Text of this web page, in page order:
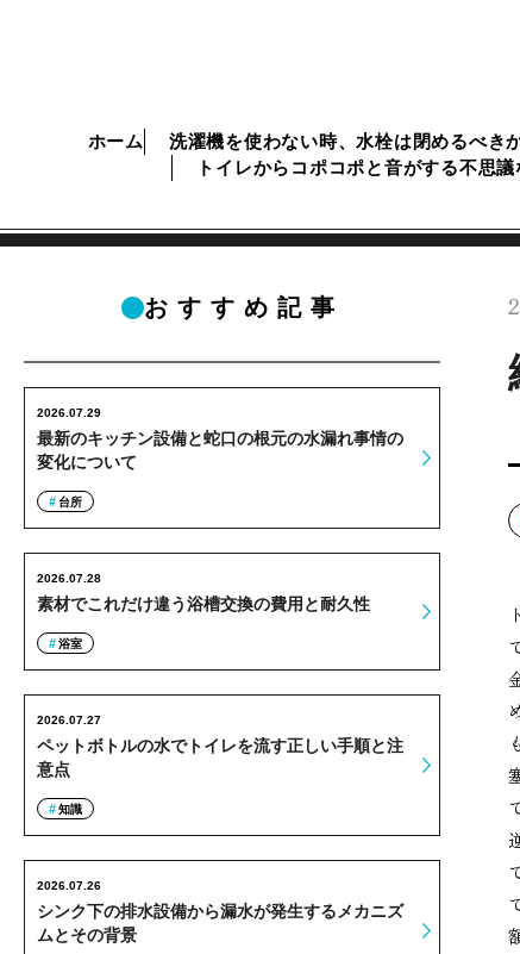
ホーム 洗濯機を使わない時、水栓は閉めるべき
トイレからコポコポと音がする不思
おすすめ記事
最新のキッチン設備と蛇口の根元の水漏れ事情の
変化について
2026.07.29
台所
素材でこれだけ違う浴槽交換の費用と耐久性
2026.07.28
浴室
ペットボトルの水でトイレを流す正しい手順と注
意点
2026.07.27
知識
シンク下の排水設備から漏水が発生するメカニズ
ムとその背景
2026.07.26